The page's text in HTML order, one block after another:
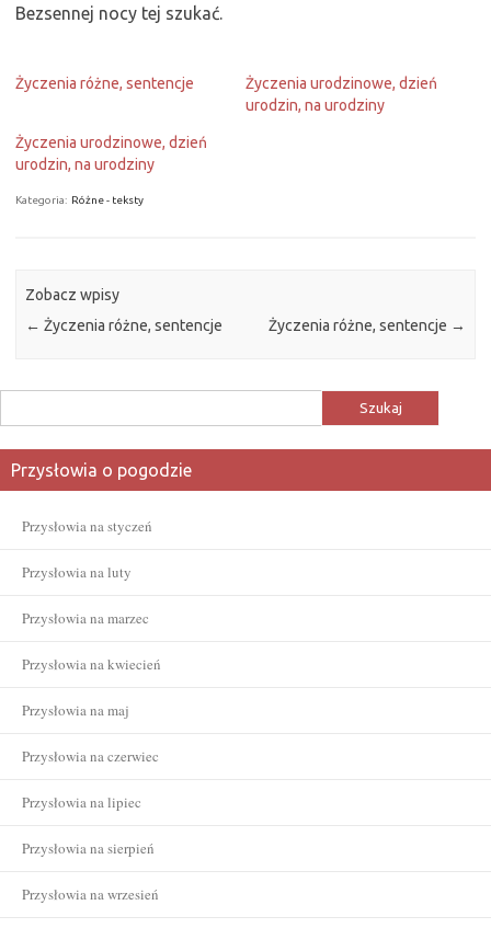
Bezsennej nocy tej szukać.
Życzenia różne, sentencje
Życzenia urodzinowe, dzień
urodzin, na urodziny
Życzenia urodzinowe, dzień
urodzin, na urodziny
Kategoria: Różne - teksty
Zobacz wpisy
← Życzenia różne, sentencje Życzenia różne, sentencje →
Przysłowia o pogodzie
Przysłowia na styczeń
Przysłowia na luty
Przysłowia na marzec
Przysłowia na kwiecień
Przysłowia na maj
Przysłowia na czerwiec
Przysłowia na lipiec
Przysłowia na sierpień
Przysłowia na wrzesień